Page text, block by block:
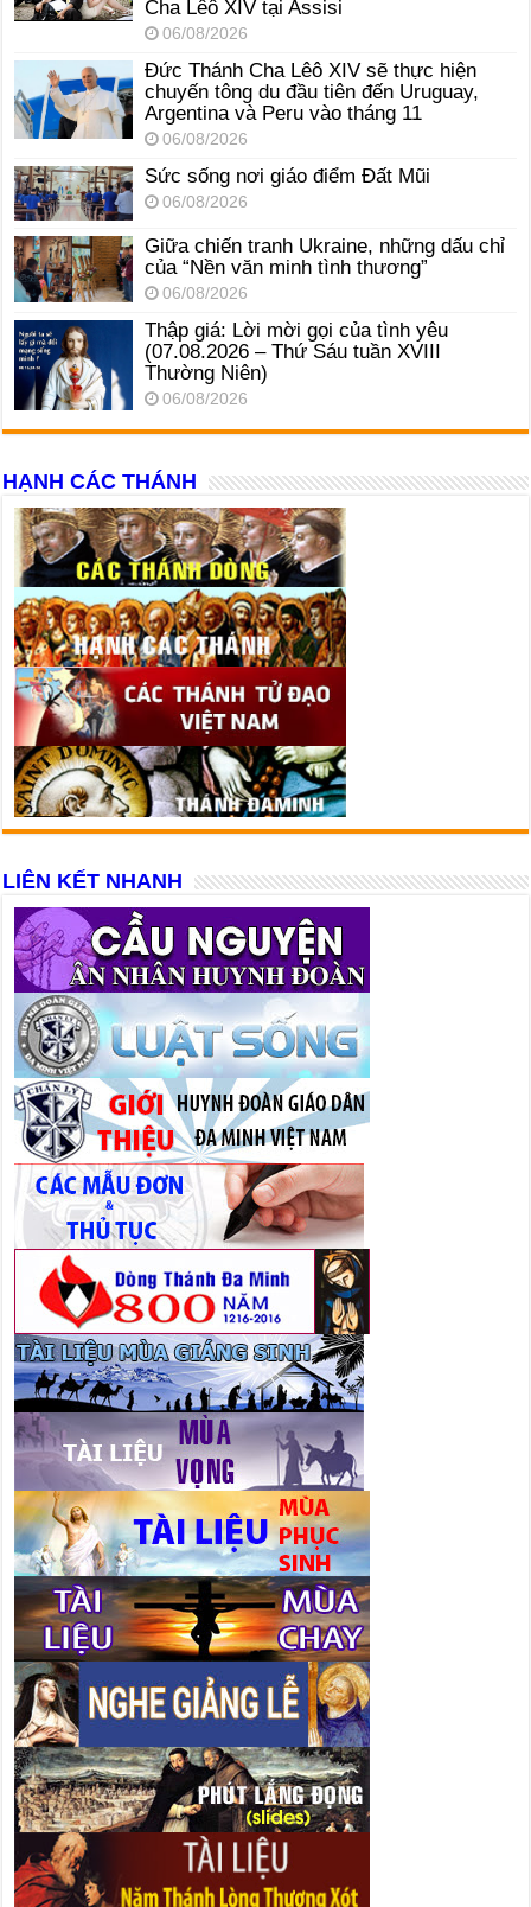
Cha Lêô XIV tại Assisi
06/08/2026
Đức Thánh Cha Lêô XIV sẽ thực hiện
chuyến tông du đầu tiên đến Uruguay,
Argentina và Peru vào tháng 11
06/08/2026
Sức sống nơi giáo điểm Đất Mũi
06/08/2026
Giữa chiến tranh Ukraine, những dấu chỉ
của “Nền văn minh tình thương”
06/08/2026
Thập giá: Lời mời gọi của tình yêu
(07.08.2026 – Thứ Sáu tuần XVIII
Thường Niên)
06/08/2026
HẠNH CÁC THÁNH
LIÊN KẾT NHANH